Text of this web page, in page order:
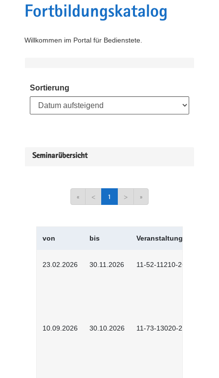
Fortbildungskatalog
Willkommen im Portal für Bedienstete.
Sortierung
Seminarübersicht
« < 1 > »
von bis Veranstaltungskürzel
23.02.2026 30.11.2026 11-52-11210-2602
10.09.2026 30.10.2026 11-73-13020-2601